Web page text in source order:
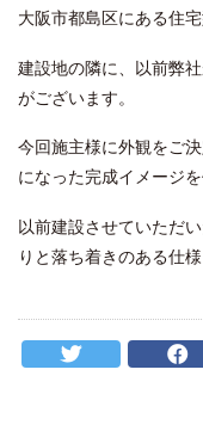
大阪市都島区にある住
建設地の隣に、以前弊
がございます。
今回施主様に外観をご
になった完成イメージ
以前建設させていただ
りと落ち着きのある仕